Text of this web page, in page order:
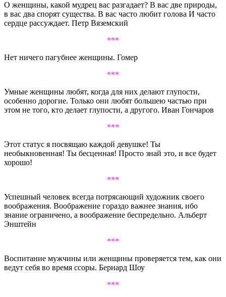
О женщины, какой мудрец вас разгадает? В вас две природы,
в вас два спорят существа. В вас часто любит голова И часто
сердце рассуждает. Петр Вяземский
***
Нет ничего пагубнее женщины. Гомер
***
Умные женщины любят, когда для них делают глупости,
особенно дорогие. Только они любят большею частью при
этом не того, кто делает глупости, а другого. Иван Гончаров
***
Этот статус я посвящаю каждой девушке! Ты
необыкновенная! Ты бесценная! Просто знай это, и все будет
хорошо!
***
Успешный человек всегда потрясающий художник своего
воображения. Воображение гораздо важнее знания, ибо
знание ограничено, а воображение беспредельно. Альберт
Энштейн
***
Воспитание мужчины или женщины проверяется тем, как они
ведут себя во время ссоры. Бернард Шоу
***